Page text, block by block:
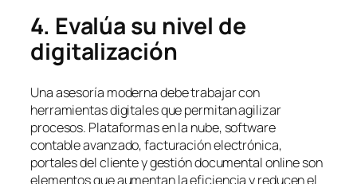
4. Evalúa su nivel de
digitalización
Una asesoría moderna debe trabajar con
herramientas digitales que permitan agilizar
procesos. Plataformas en la nube, software
contable avanzado, facturación electrónica,
portales del cliente y gestión documental online son
elementos que aumentan la eficiencia y reducen el